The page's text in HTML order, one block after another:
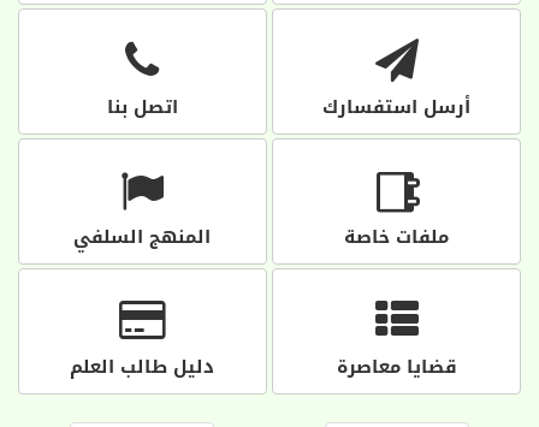
أرسل استفسارك اتصل بنا
ملفات خاصة المنهج السلفي
قضايا معاصرة دليل طالب العلم